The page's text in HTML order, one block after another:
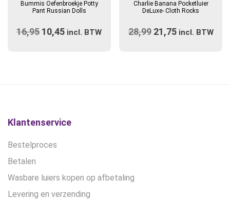
heeft
variaties.
de
Bummis Oefenbroekje Potty
Pant Russian Dolls
16,95 Oorspronkelijke
10,45 Huidige
incl. BTW
Charlie Banana Pocketluier
DeLuxe- Cloth Rocks
28,99 Oorspronkelijke
21,75Huidige
incl. BTW
Klantenservice
Bestelproces
Betalen
Wasbare luiers kopen op afbetaling
Levering en verzending